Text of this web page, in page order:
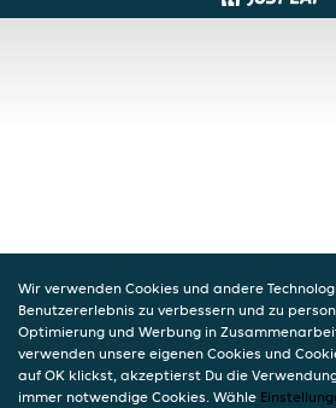
Wir verwenden Cookies und andere
Benutzererlebnis zu verbessern und zu
Optimierung und Werbung in
verwenden unsere eigenen Cookies und
auf OK klickst, akzeptierst Du die
immer notwendige Cookies. Wähle